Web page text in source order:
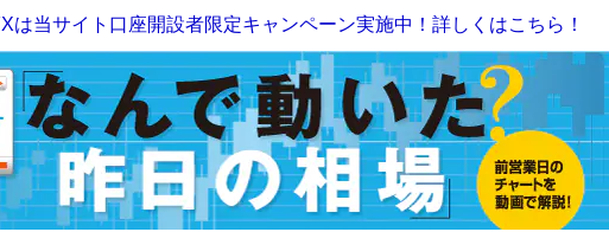
は当サイト口座開設者限定キャンペーン実施中！詳しくはこちら！